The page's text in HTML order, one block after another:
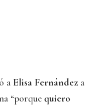
a Elisa Fernández a
“porque quiero